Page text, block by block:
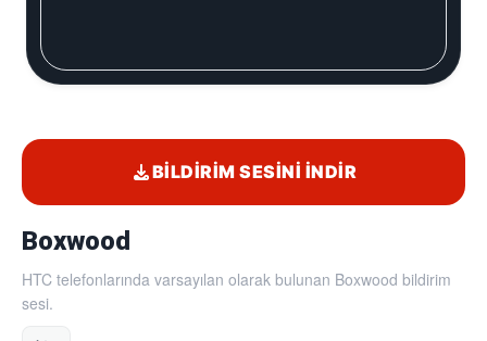
Boxwood
HTC telefonlarında varsayılan olarak bulunan Boxwood bildirim
sesi.
BILDIRIM SESINI İNDIR